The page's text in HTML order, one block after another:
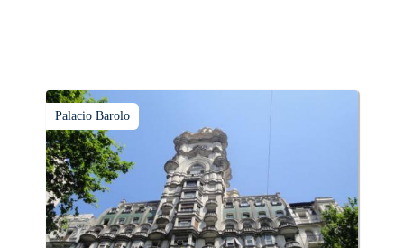
Palacio Barolo